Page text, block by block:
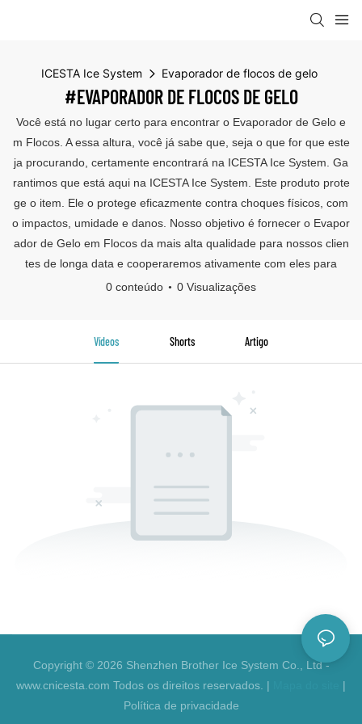
ICESTA Ice System Evaporador de flocos de gelo
#EVAPORADOR DE FLOCOS DE GELO
Você está no lugar certo para encontrar o Evaporador de Gelo e
m Flocos. A essa altura, você já sabe que, seja o que for que este
ja procurando, certamente encontrará na ICESTA Ice System. Ga
rantimos que está aqui na ICESTA Ice System. Este produto prote
ge o item. Ele o protege eficazmente contra choques físicos, com
o impactos, umidade e danos. Nosso objetivo é fornecer o Evapor
ador de Gelo em Flocos da mais alta qualidade para nossos clien
tes de longa data e cooperaremos ativamente com eles para
0 conteúdo
0 Visualizações
Vídeos Shorts Artigo
Copyright © 2026 Shenzhen Brother Ice System Co., Ltd -
www.cnicesta.com Todos os direitos reservados. |
|
Política de privacidade